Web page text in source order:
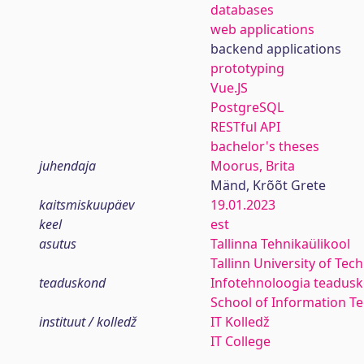
databases
web applications
backend applications
prototyping
Vue.JS
PostgreSQL
RESTful API
bachelor's theses
juhendaja
Moorus, Brita
Mänd, Krõõt Grete
kaitsmiskuupäev
19.01.2023
keel
est
asutus
Tallinna Tehnikaülikool
Tallinn University of
teaduskond
Infotehnoloogia
School of Information
instituut / kolledž
IT Kolledž
IT College